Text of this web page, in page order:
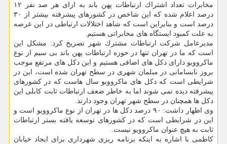
مخابرات تعداد اشتراك ارتباطات پهن باند به ازای هر صد نفر ۱۲
درصد اعلام شده كه این شاخص در كشورهای پیشرفته بیشتر از ۳۰
درصد است و بنابراین است كه شاهد اختلالات ارتباطی در این عرصه
به علت كمبود ایستگاه های مخابراتی هستیم.
مدیرعامل شركت ارتباطات مشترك شهر تصریح كرد: مشكل این
است كه ما در تهران تنها در حوزه ارتباطات پهن باند بی سیم از نوع
ماكروویو دارای دكل های اضافی هستیم و این دكل های مرتفع موجب
بروز نابسامانی در مبلمان شهری در سطح تهران شده است، این در
شرایطی است كه دكل های ماكروویو سال هاست كه در كشورهای
پیشرفته دیده نمی شوند اما به خاطر ضعف ارتباطات ثابت كابلی این
دكل ها همچنان در سطح شهر تهران وجود دارند.
وی اظهار داشت: ۹۰ درصد دكل ها در تهران از نوع ماكروویو است و
این در شرایطی است كه در كشورهای توسعه یافته بستر ارتباطات
ثابت به هیچ عنوان ماكروویو نیست.
كاظمی با اشاره به اینكه برنامه ریزی شهرداری برای ایجاد خیابان